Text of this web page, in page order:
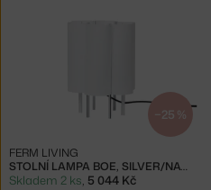
−25 %
STOLNÍ LAMPA BOE, SILVER/NATURAL
FERM LIVING
Skladem 2 ks, 5 044 Kč